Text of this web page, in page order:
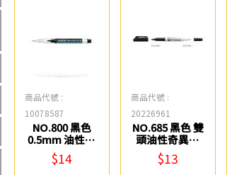
商品代號 :
10078587
NO.800 黑色
0.5mm 油性超
$14
商品代號 :
20226961
NO.685 黑色 雙
頭油性奇異筆
雄獅
$13